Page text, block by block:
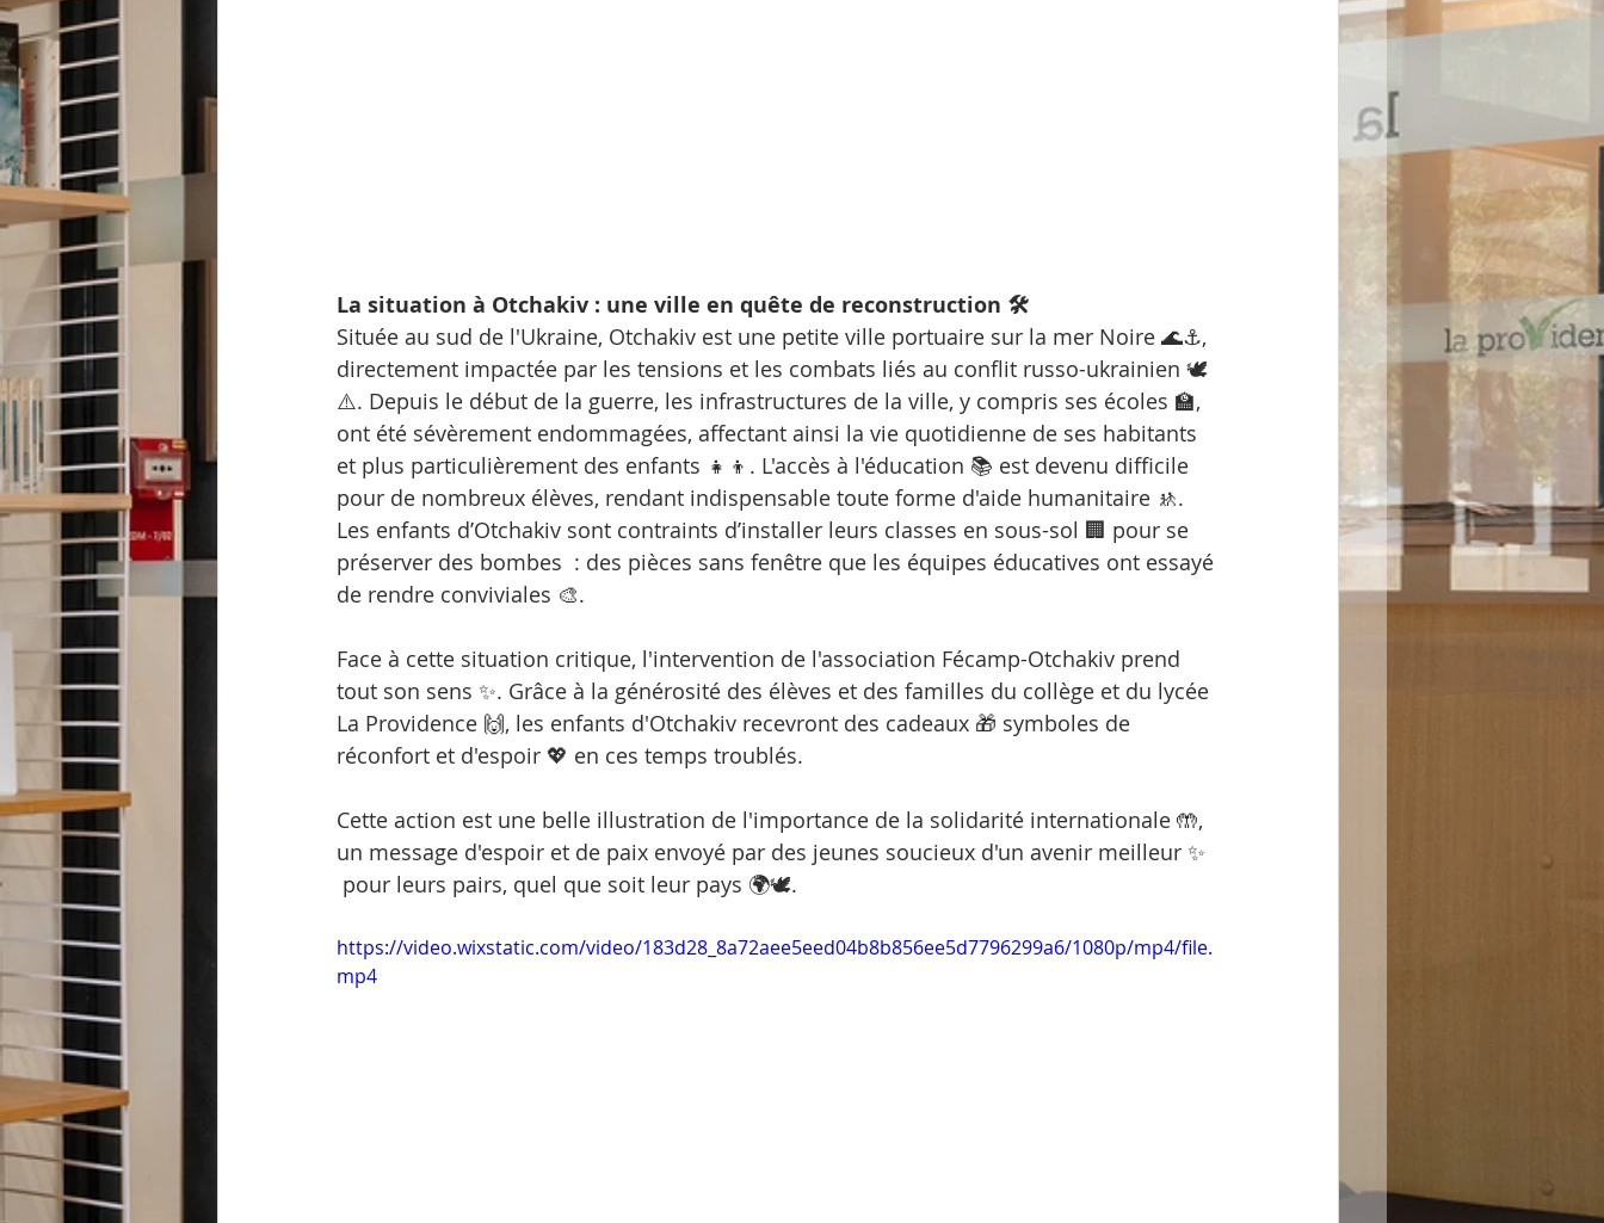
La situation à Otchakiv : une ville en quête de reconstruction 🛠️
Située au sud de l'Ukraine, Otchakiv est une petite ville portuaire sur la mer Noire 🌊⚓,
directement impactée par les tensions et les combats liés au conflit russo-ukrainien 🕊️
⚠️. Depuis le début de la guerre, les infrastructures de la ville, y compris ses écoles 🏫,
ont été sévèrement endommagées, affectant ainsi la vie quotidienne de ses habitants
et plus particulièrement des enfants 👧👦. L'accès à l'éducation 📚 est devenu difficile
pour de nombreux élèves, rendant indispensable toute forme d'aide humanitaire 🚸.
Les enfants d’Otchakiv sont contraints d’installer leurs classes en sous-sol 🏢 pour se
préserver des bombes  : des pièces sans fenêtre que les équipes éducatives ont essayé
de rendre conviviales 🎨.
Face à cette situation critique, l'intervention de l'association Fécamp-Otchakiv prend
tout son sens ✨. Grâce à la générosité des élèves et des familles du collège et du lycée
La Providence 🙌, les enfants d'Otchakiv recevront des cadeaux 🎁 symboles de
réconfort et d'espoir 💖 en ces temps troublés.
Cette action est une belle illustration de l'importance de la solidarité internationale 🤲,
un message d'espoir et de paix envoyé par des jeunes soucieux d'un avenir meilleur ✨
pour leurs pairs, quel que soit leur pays 🌍🕊️.
https://video.wixstatic.com/video/183d28_8a72aee5eed04b8b856ee5d7796299a6/1080p/mp4/file.
mp4